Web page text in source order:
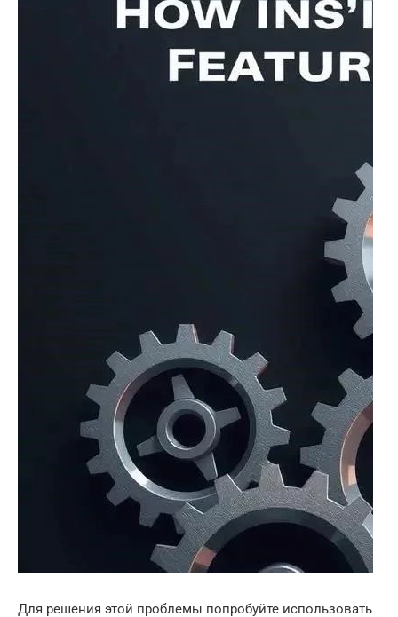
Для решения этой проблемы попробуйте использовать